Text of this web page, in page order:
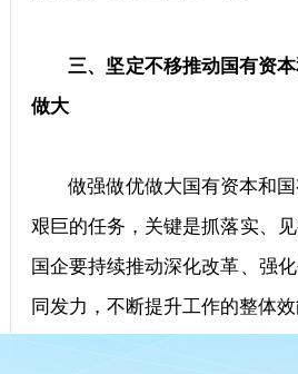
三、坚定不移推动国有资
做大
做强做优做大国有资本和
艰巨的任务，关键是抓落实、
国企要持续推动深化改革、强
同发力，不断提升工作的整体效